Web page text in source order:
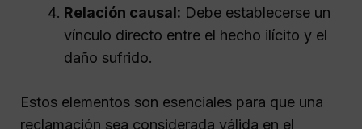
Relación causal: Debe establecerse un
vínculo directo entre el hecho ilícito y el
daño sufrido.
Estos elementos son esenciales para que una
reclamación sea considerada válida en el